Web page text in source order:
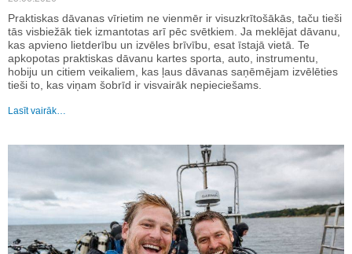
Praktiskas dāvanas vīrietim ne vienmēr ir visuzkrītošākās, taču tieši
tās visbiežāk tiek izmantotas arī pēc svētkiem. Ja meklējat dāvanu,
kas apvieno lietderību un izvēles brīvību, esat īstajā vietā. Te
apkopotas praktiskas dāvanu kartes sporta, auto, instrumentu,
hobiju un citiem veikaliem, kas ļaus dāvanas saņēmējam izvēlēties
tieši to, kas viņam šobrīd ir visvairāk nepieciešams.
Lasīt vairāk…